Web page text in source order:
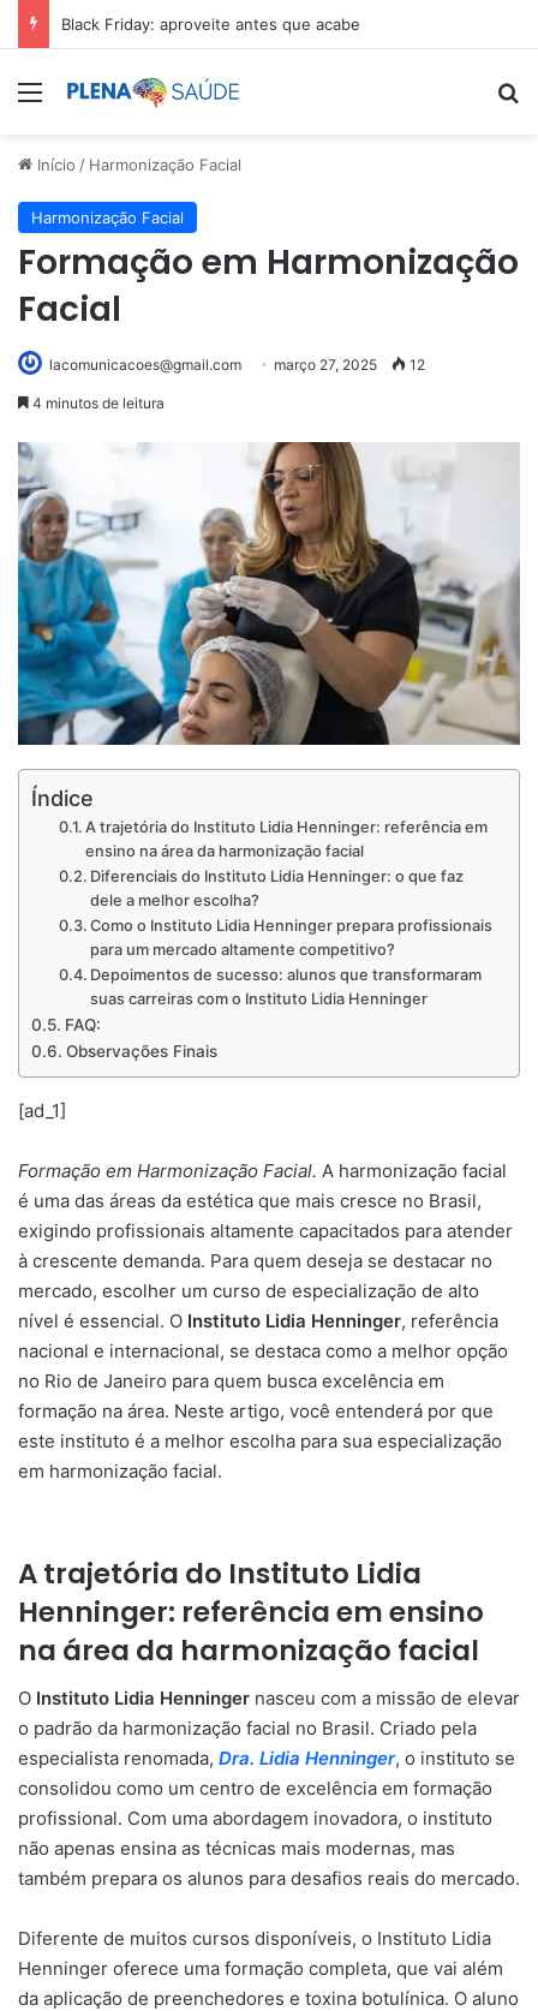
Black Friday: aproveite antes que acabe
Menu
Início / Harmonização Facial
Harmonização Facial
Formação em Harmonização
Facial
lacomunicacoes@gmail.com março 27, 2025 12
4 minutos de leitura
Índice
A trajetória do Instituto Lidia Henninger: referência em
ensino na área da harmonização facial
Diferenciais do Instituto Lidia Henninger: o que faz
dele a melhor escolha?
Como o Instituto Lidia Henninger prepara profissionais
para um mercado altamente competitivo?
Depoimentos de sucesso: alunos que transformaram
suas carreiras com o Instituto Lidia Henninger
FAQ:
Observações Finais
[ad_1]
Formação em Harmonização Facial. A harmonização facial
é uma das áreas da estética que mais cresce no Brasil,
exigindo profissionais altamente capacitados para atender
à crescente demanda. Para quem deseja se destacar no
mercado, escolher um curso de especialização de alto
nível é essencial. O Instituto Lidia Henninger, referência
nacional e internacional, se destaca como a melhor opção
no Rio de Janeiro para quem busca excelência em
formação na área. Neste artigo, você entenderá por que
este instituto é a melhor escolha para sua especialização
em harmonização facial.
A trajetória do Instituto Lidia
Henninger: referência em ensino
na área da harmonização facial
O Instituto Lidia Henninger nasceu com a missão de elevar
o padrão da harmonização facial no Brasil. Criado pela
especialista renomada, Dra. Lidia Henninger, o instituto se
consolidou como um centro de excelência em formação
profissional. Com uma abordagem inovadora, o instituto
não apenas ensina as técnicas mais modernas, mas
também prepara os alunos para desafios reais do mercado.
Diferente de muitos cursos disponíveis, o Instituto Lidia
Henninger oferece uma formação completa, que vai além
da aplicação de preenchedores e toxina botulínica. O aluno